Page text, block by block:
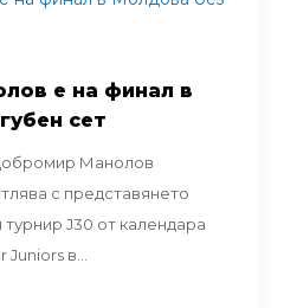
е на финал в
сет
Манолов
с представянето
J30 от календара
Juniors в...